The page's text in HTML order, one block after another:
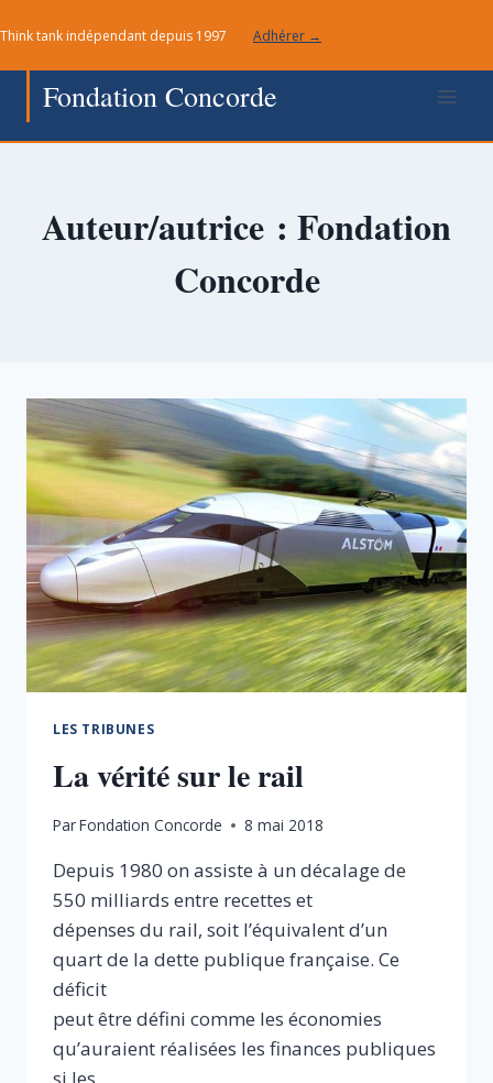
au
contenu
Think tank indépendant depuis 1997 Adhérer →
Fondation Concorde
Auteur/autrice : Fondation
Concorde
LES TRIBUNES
La vérité sur le rail
ParFondation Concorde 8 mai 2018
Depuis 1980 on assiste à un décalage de
550 milliards entre recettes et
dépenses du rail, soit l’équivalent d’un
quart de la dette publique française. Ce
déficit
peut être défini comme les économies
qu’auraient réalisées les finances publiques